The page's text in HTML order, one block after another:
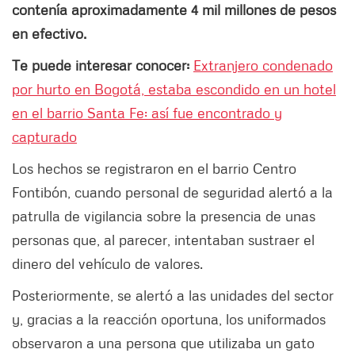
contenía aproximadamente 4 mil millones de pesos
en efectivo.
Te puede interesar conocer: Extranjero condenado
por hurto en Bogotá, estaba escondido en un hotel
en el barrio Santa Fe: así fue encontrado y
capturado
Los hechos se registraron en el barrio Centro
Fontibón, cuando personal de seguridad alertó a la
patrulla de vigilancia sobre la presencia de unas
personas que, al parecer, intentaban sustraer el
dinero del vehículo de valores.
Posteriormente, se alertó a las unidades del sector
y, gracias a la reacción oportuna, los uniformados
observaron a una persona que utilizaba un gato